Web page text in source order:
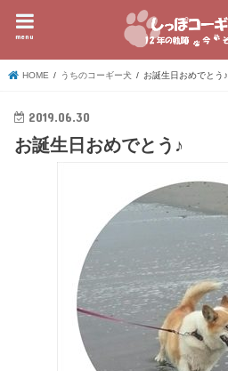
menu
HOME うちのコーギー犬 お誕生日おめでとう♪
2019.06.30
お誕生日おめでとう♪